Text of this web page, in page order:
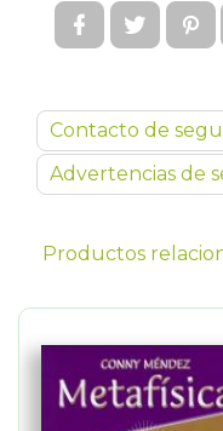
Contacto de
Advertencias de
Productos